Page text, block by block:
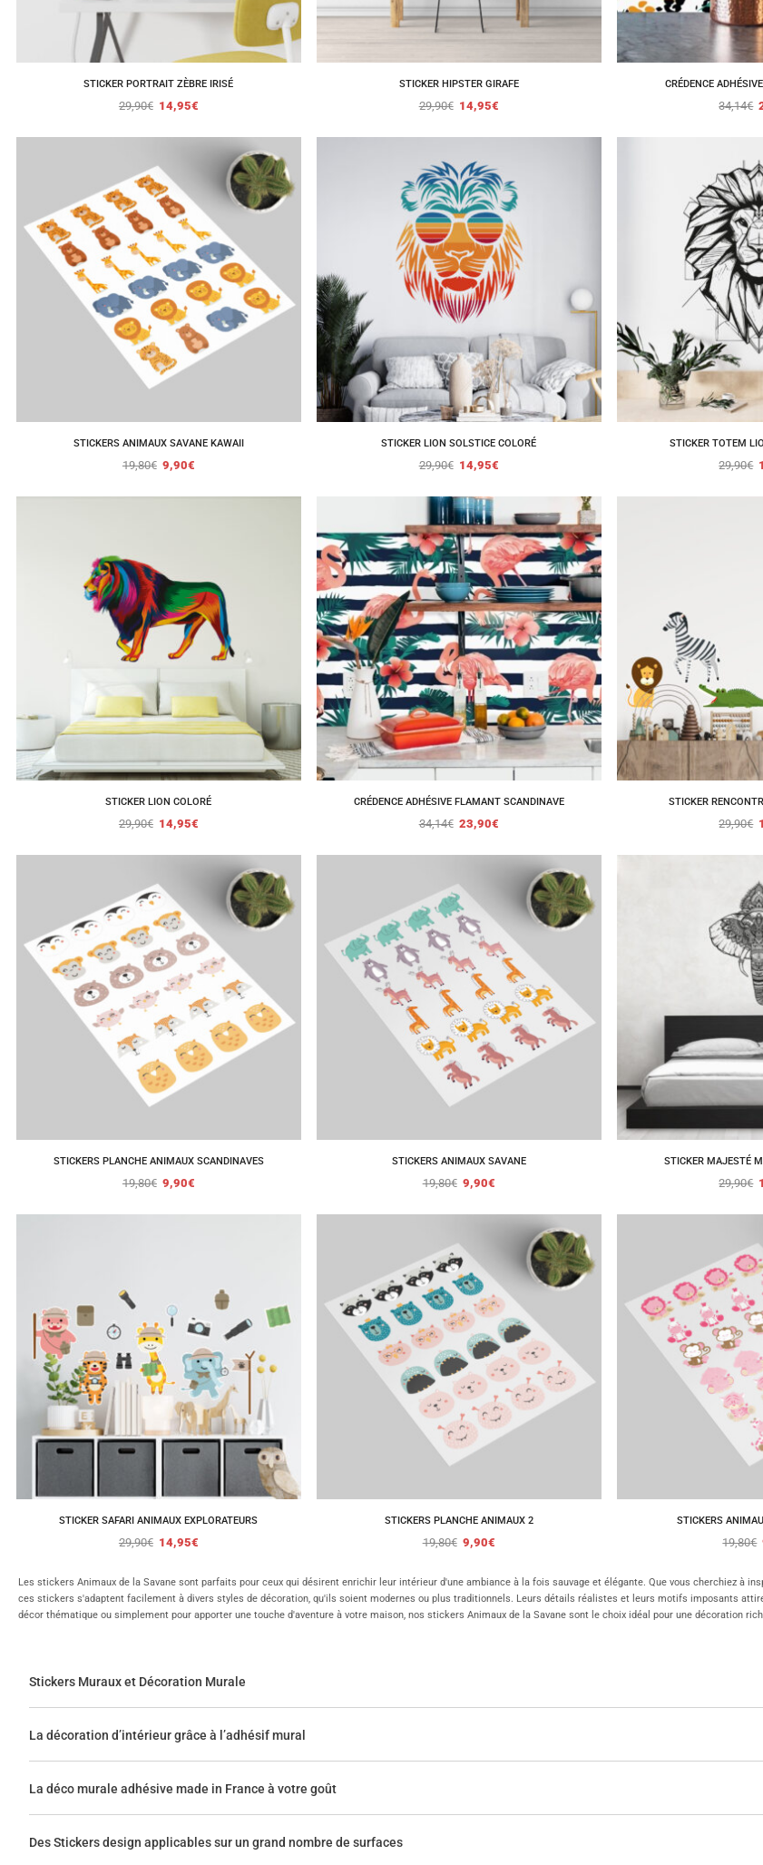
STICKER PORTRAIT ZÈBRE IRISÉ
29,90€ 14,95€
STICKER HIPSTER GIRAFE
29,90€ 14,95€
CRÉDENCE
34,14€
STICKERS ANIMAUX SAVANE KAWAII
19,80€ 9,90€
STICKER LION SOLSTICE COLORÉ
29,90€ 14,95€
STICKER TOTEM
29,90€
STICKER LION COLORÉ
29,90€ 14,95€
CRÉDENCE ADHÉSIVE FLAMANT SCANDINAVE
34,14€ 23,90€
STICKER
29,90€
STICKERS PLANCHE ANIMAUX SCANDINAVES
19,80€ 9,90€
STICKERS ANIMAUX SAVANE
19,80€ 9,90€
STICKER MAJESTÉ
29,90€
STICKER SAFARI ANIMAUX EXPLORATEURS
29,90€ 14,95€
STICKERS PLANCHE ANIMAUX 2
19,80€ 9,90€
STICKERS
19,80€
Les stickers Animaux de la Savane sont parfaits pour ceux qui désirent enrichir leur intérieur d'une ambiance à la fois sauvage et élégante. Que vous cherchiez à
ces stickers s'adaptent facilement à divers styles de décoration, qu'ils soient modernes ou plus traditionnels. Leurs détails réalistes et leurs motifs imposants
décor thématique ou simplement pour apporter une touche d'aventure à votre maison, nos stickers Animaux de la Savane sont le choix idéal pour une décoration
Stickers Muraux et Décoration Murale
La décoration d’intérieur grâce à l’adhésif mural
La déco murale adhésive made in France à votre goût
Des Stickers design applicables sur un grand nombre de surfaces